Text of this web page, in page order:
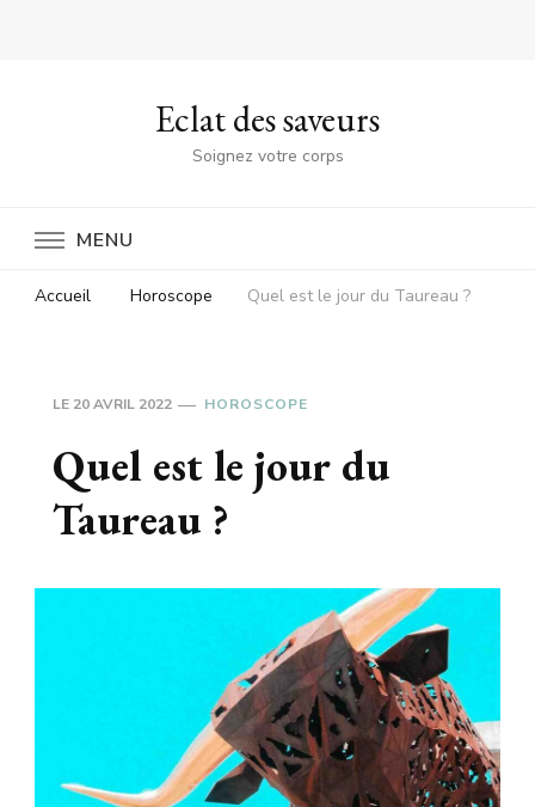
Eclat des saveurs
Soignez votre corps
MENU
Accueil Horoscope Quel est le jour du Taureau ?
LE 20 AVRIL 2022 HOROSCOPE
Quel est le jour du
Taureau ?